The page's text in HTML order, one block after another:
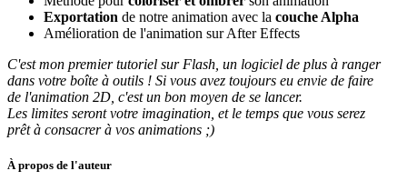
Exportation de notre animation avec la couche Alpha
Amélioration de l'animation sur After Effects
C'est mon premier tutoriel sur Flash, un logiciel de plus à ranger
dans votre boîte à outils ! Si vous avez toujours eu envie de faire
de l'animation 2D, c'est un bon moyen de se lancer.
Les limites seront votre imagination, et le temps que vous serez
prêt à consacrer à vos animations ;)
À propos de l'auteur